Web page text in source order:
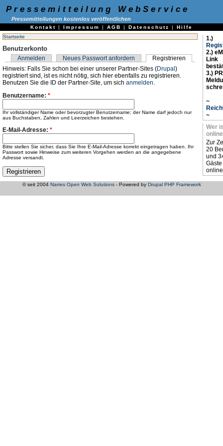
Pressemitteilung WebService
Pressemitteilungen kostenlos veröffentlichen
Kontakt | Impressum | AGB | Datenschutz | Hilfe
Startseite
Benutzerkonto
Anmelden Neues Passwort anfordern
Registrieren
Hinweis: Falls Sie schon bei einer unserer Partner-Sites (Drupal)
registriert sind, ist es nicht nötig, sich hier ebenfalls zu registrieren.
Benutzen Sie die ID der Partner-Site, um sich anmelden
Benutzername: *
Ihr vollständiger Name oder bevorzugter Benutzername; der Name darf jedoch nur
aus Buchstaben, Zahlen und Leerzeichen bestehen.
E-Mail-Adresse: *
Bitte stellen Sie sicher, dass Sie Ihre E-Mail-Adresse korrekt eingetragen haben. Ihr
Passwort sowie Hinweise zum weiteren Vorgehen werden an die angegebene
Adresse versandt.
1.)
2.)
Link
3.)
~
~
Wer
online
Zur
20
und
Gäste
© seit 2004 Narres Open Web Solutions- Powered by Drupal PHP Framework